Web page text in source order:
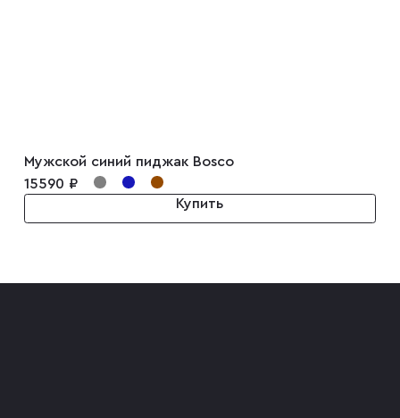
Мужской синий пиджак Bosco
15590 ₽
Купить